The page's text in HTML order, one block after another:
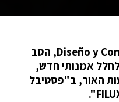
סטודיו האדריכלים Diseño y Construcción, הסב
לחלל אמנותי חדש,
האור, ב"פסטיבל